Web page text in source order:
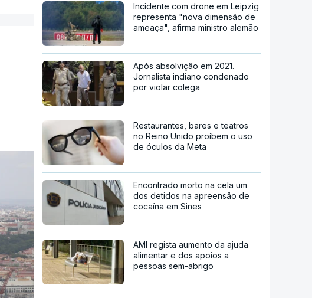
Incidente com drone em Leipzig
representa "nova dimensão de
ameaça", afirma ministro alemão
Após absolvição em 2021.
Jornalista indiano condenado
por violar colega
Restaurantes, bares e teatros
no Reino Unido proíbem o uso
de óculos da Meta
Encontrado morto na cela um
dos detidos na apreensão de
cocaína em Sines
AMI regista aumento da ajuda
alimentar e dos apoios a
pessoas sem-abrigo